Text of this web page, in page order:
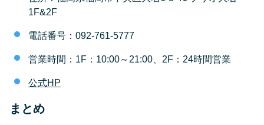
1F&2F
電話番号：092-761-5777
営業時間：1F：10:00～21:00、2F：24時間営業
公式HP
まとめ